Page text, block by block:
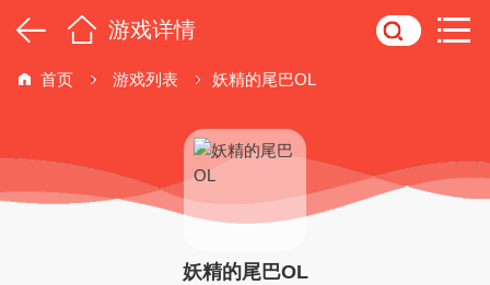
游戏详情
首页 游戏列表 妖精的尾巴OL
妖精的尾巴OL